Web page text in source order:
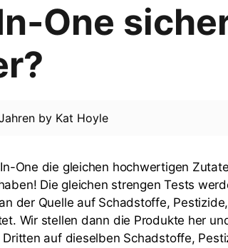
One
by Kat Hoyle
One die gleichen hochwertigen
Die gleichen strengen Tests
der Quelle auf Schadstoffe,
Wir stellen dann die Produkte her
auf dieselben Schadstoffe,